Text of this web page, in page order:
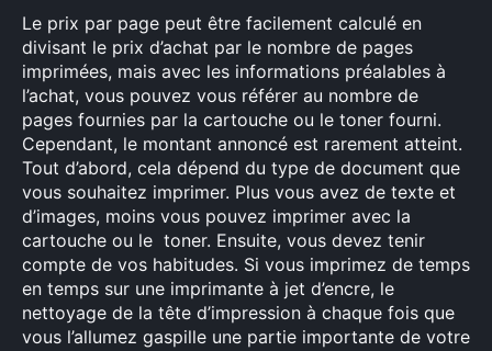
Le prix par page peut être facilement calculé en
divisant le prix d’achat par le nombre de pages
imprimées, mais avec les informations préalables à
l’achat, vous pouvez vous référer au nombre de
pages fournies par la cartouche ou le toner fourni.
Cependant, le montant annoncé est rarement atteint.
Tout d’abord, cela dépend du type de document que
vous souhaitez imprimer. Plus vous avez de texte et
d’images, moins vous pouvez imprimer avec la
cartouche ou le toner. Ensuite, vous devez tenir
compte de vos habitudes. Si vous imprimez de temps
en temps sur une imprimante à jet d’encre, le
nettoyage de la tête d’impression à chaque fois que
vous l’allumez gaspille une partie importante de votre